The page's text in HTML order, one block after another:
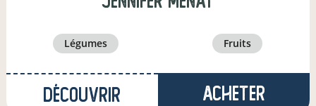
légumes fruits
Découvrir Acheter